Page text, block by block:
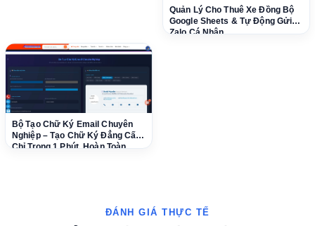
Quản Lý Cho Thuê Xe Đồng Bộ
Google Sheets & Tự Động Gửi
Zalo Cá Nhân
Bộ Tạo Chữ Ký Email Chuyên
Nghiệp – Tạo Chữ Ký Đẳng Cấp
Chỉ Trong 1 Phút, Hoàn Toàn